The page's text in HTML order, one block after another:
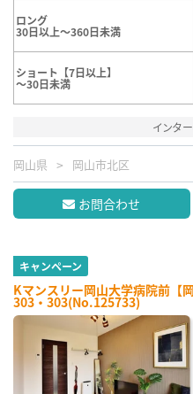
ロング
30日以上～360日未満
ショート【7日以上】
～30日未満
インタ
岡山県 岡山市北区
お問合わせ
キャンペーン
Kマンスリー岡山大学病院前【
303・303(No.125733)